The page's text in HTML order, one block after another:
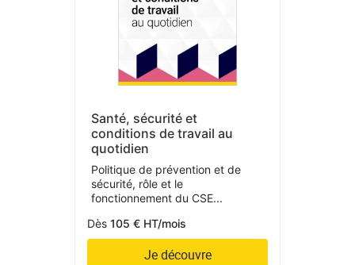
Santé, sécurité et
conditions de travail au
quotidien
Politique de prévention et de
sécurité, rôle et le
fonctionnement du CSE...
Dès 105 € HT/mois
Je découvre